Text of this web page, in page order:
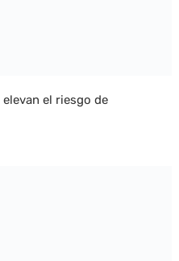
el riesgo de